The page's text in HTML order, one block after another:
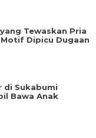
Tewaskan Pria
Dipicu Dugaan
di Sukabumi
Bawa Anak